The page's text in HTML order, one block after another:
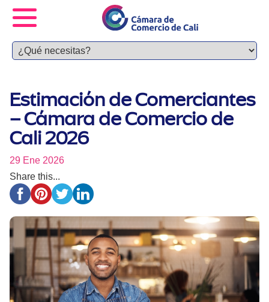
Estimación de Comerciantes
– Cámara de Comercio de
Cali 2026
29 Ene 2026
Share this...